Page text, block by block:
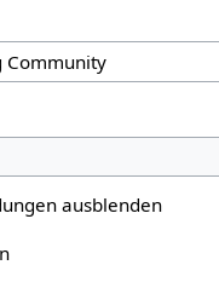
ausblenden